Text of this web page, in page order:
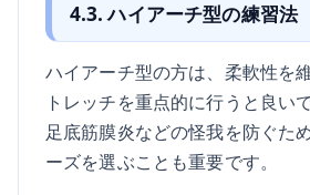
4.3. ハイアーチ型の練習法
ハイアーチ型の方は、柔軟性を
トレッチを重点的に行うと良い
足底筋膜炎などの怪我を防ぐた
ーズを選ぶことも重要です。